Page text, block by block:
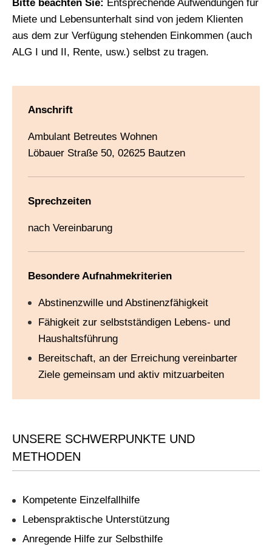
Bitte beachten Sie: Entsprechende Aufwendungen für
Miete und Lebensunterhalt sind von jedem Klienten
aus dem zur Verfügung stehenden Einkommen (auch
ALG I und II, Rente, usw.) selbst zu tragen.
Anschrift
Ambulant Betreutes Wohnen
Löbauer Straße 50, 02625 Bautzen
Sprechzeiten
nach Vereinbarung
Besondere Aufnahmekriterien
Abstinenzwille und Abstinenzfähigkeit
Fähigkeit zur selbstständigen Lebens- und
Haushaltsführung
Bereitschaft, an der Erreichung vereinbarter
Ziele gemeinsam und aktiv mitzuarbeiten
UNSERE SCHWERPUNKTE UND
METHODEN
Kompetente Einzelfallhilfe
Lebenspraktische Unterstützung
Anregende Hilfe zur Selbsthilfe